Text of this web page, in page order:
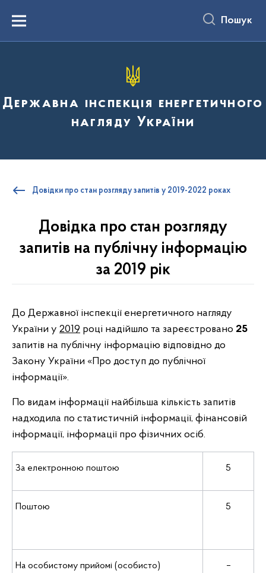
вмістуMenu Пошук
Державна інспекція енергетичного
нагляду України
Довідки про стан розгляду запитів у 2019-2022 роках
Довідка про стан розгляду
запитів на публічну інформацію
за 2019 рік
До Державної інспекції енергетичного нагляду
України у 2019 році надійшло та зареєстровано 25
запитів на публічну інформацію відповідно до
Закону України «Про доступ до публічної
інформації».
По видам інформації найбільша кількість запитів
надходила по статистичній інформації, фінансовій
інформації, інформації про фізичних осіб.
За електронною поштою 5
Поштою 5
На особистому прийомі (особисто) –